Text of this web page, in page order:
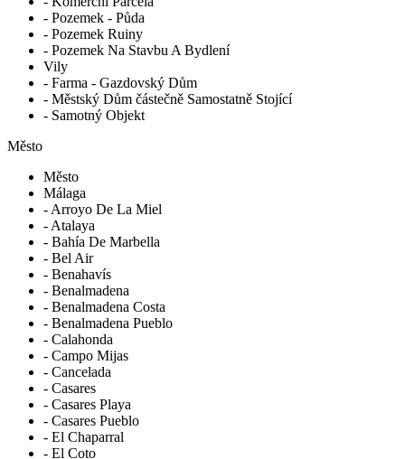
- Pozemek - Půda
- Pozemek Ruiny
- Pozemek Na Stavbu A Bydlení
Vily
- Farma - Gazdovský Dům
- Městský Dům částečně Samostatně Stojící
- Samotný Objekt
Město
Město
Málaga
- Arroyo De La Miel
- Atalaya
- Bahía De Marbella
- Bel Air
- Benahavís
- Benalmadena
- Benalmadena Costa
- Benalmadena Pueblo
- Calahonda
- Campo Mijas
- Cancelada
- Casares
- Casares Playa
- Casares Pueblo
- El Chaparral
- El Coto